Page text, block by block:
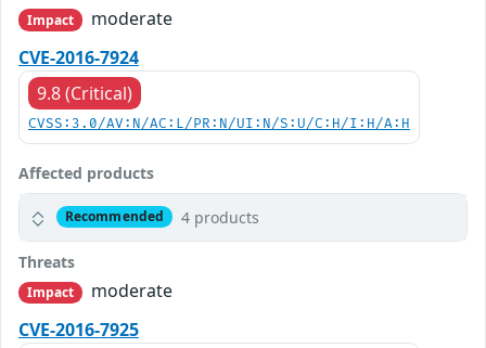
Impact
moderate
CVE-2016-7924
9.8 (Critical)
CVSS:3.0/AV:N/AC:L/PR:N/UI:N/S:U/C:H/I:H/A:H
Affected products
Recommended 4 products
Threats
Impact
moderate
CVE-2016-7925